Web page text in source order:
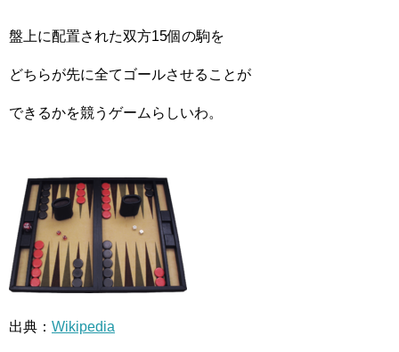
盤上に配置された双方15個の駒を
どちらが先に全てゴールさせることが
できるかを競うゲームらしいわ。
出典： Wikipedia